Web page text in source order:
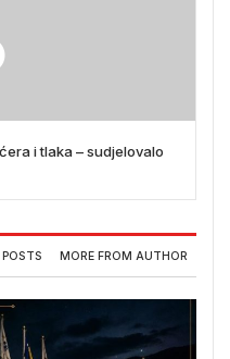
i tlaka – sudjelovalo
POSTS MORE FROM AUTHOR